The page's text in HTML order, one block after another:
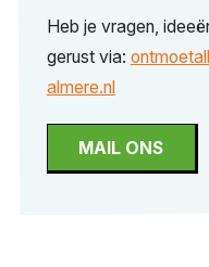
Heb je vragen,
gerust via:
almere.nl
MAIL ONS